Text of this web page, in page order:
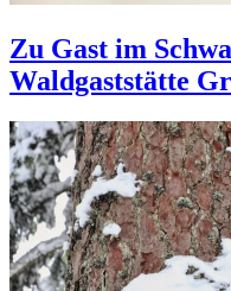
Zu Gast im
Waldgaststätte